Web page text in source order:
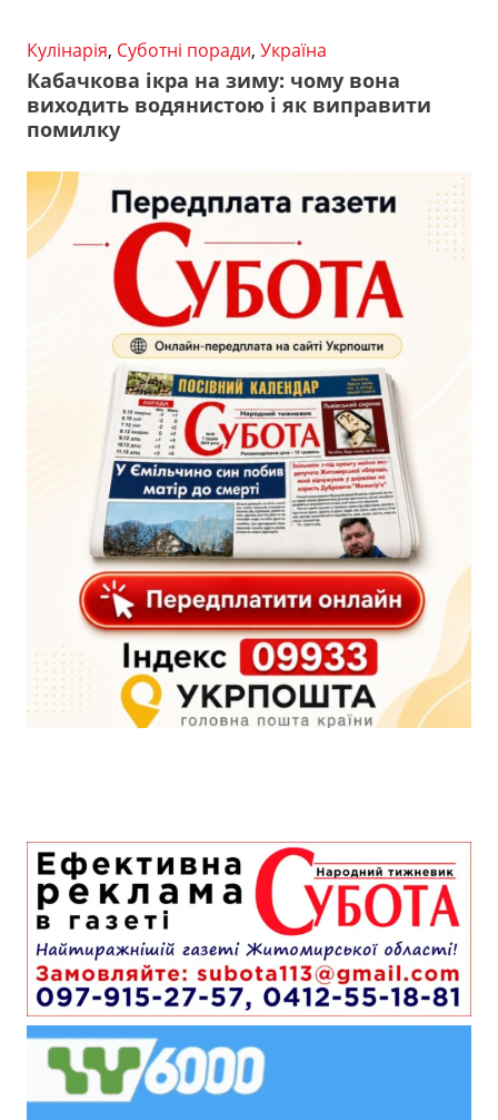
Кулінарія, Суботні поради, Україна
Кабачкова ікра на зиму: чому вона
виходить водянистою і як виправити
помилку